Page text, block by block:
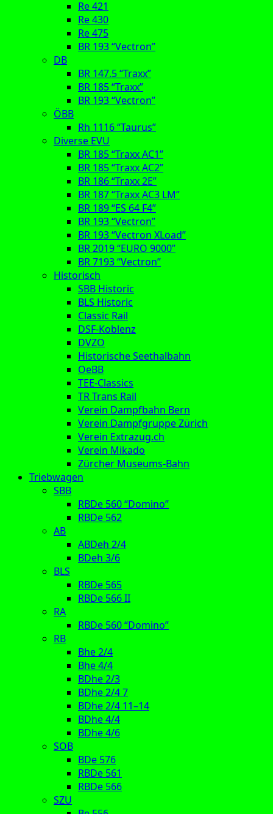
Re 421
Re 430
Re 475
BR 193 “Vectron”
DB
BR 147.5 “Traxx”
BR 185 “Traxx”
BR 193 “Vectron”
ÖBB
Rh 1116 “Taurus”
Diverse EVU
BR 185 “Traxx AC1”
BR 185 “Traxx AC2”
BR 186 “Traxx 2E”
BR 187 “Traxx AC3 LM”
BR 189 “ES 64 F4”
BR 193 “Vectron”
BR 193 “Vectron XLoad”
BR 2019 “EURO 9000”
BR 7193 “Vectron”
Historisch
SBB Historic
BLS Historic
Classic Rail
DSF-Koblenz
DVZO
Historische Seethalbahn
OeBB
TEE-Classics
TR Trans Rail
Verein Dampfbahn Bern
Verein Dampfgruppe Zürich
Verein Extrazug.ch
Verein Mikado
Zürcher Museums-Bahn
Triebwagen
SBB
RBDe 560 “Domino”
RBDe 562
AB
ABDeh 2/4
BDeh 3/6
BLS
RBDe 565
RBDe 566 II
RA
RBDe 560 “Domino”
RB
Bhe 2/4
Bhe 4/4
BDhe 2/3
BDhe 2/4 7
BDhe 2/4 11–14
BDhe 4/4
BDhe 4/6
SOB
BDe 576
RBDe 561
RBDe 566
SZU